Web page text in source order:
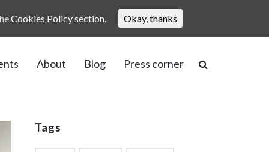
About Blog Press corner
Tags
Cookies Policy section. Okay, thanks